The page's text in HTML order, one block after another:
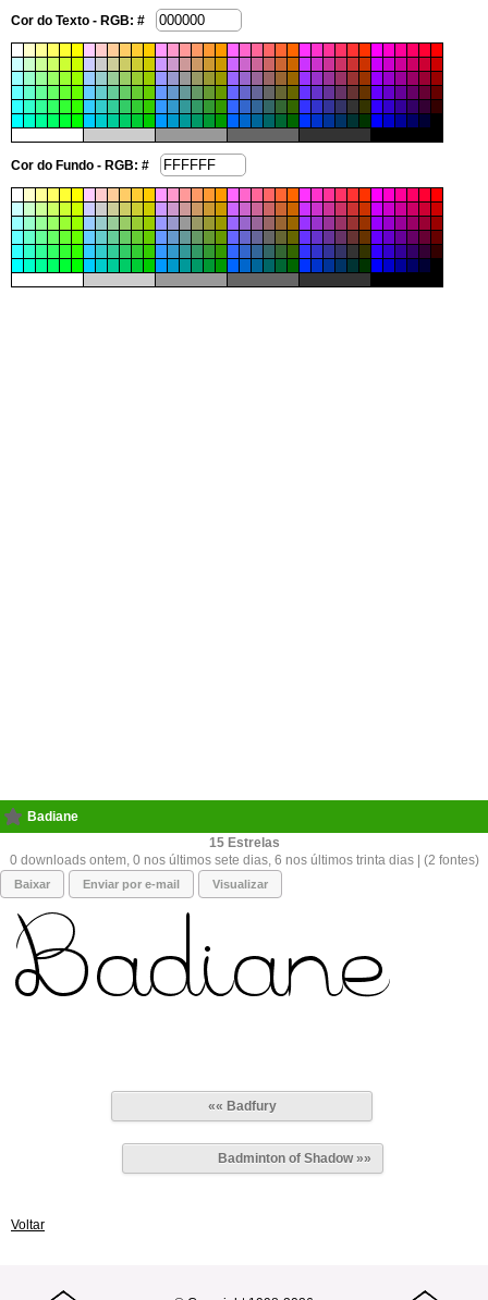
Cor do Texto - RGB: #
Cor do Fundo - RGB: #
Badiane
15
0 downloads ontem, 0 nos últimos sete dias, 6 nos últimos trinta dias | (2 fontes)
Baixar Enviar por e-mail Visualizar
«« Badfury
Badminton of Shadow »»
Voltar